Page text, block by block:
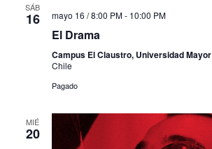
SÁB
16 mayo 16 / 8:00 PM- 10:00 PM
El Drama
Campus El Claustro, Universidad Mayor
Chile
Pagado
MIÉ
20